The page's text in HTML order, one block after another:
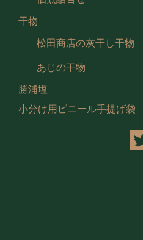
干物
松田商店の灰干し干物
あじの干物
勝浦塩
小分け用ビニール手提げ袋